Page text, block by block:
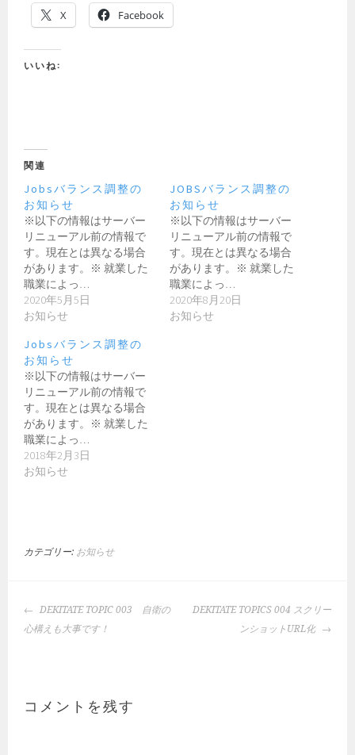
X Facebook
いいね:
関連
Jobsバランス調整の
お知らせ
※以下の情報はサーバー
リニューアル前の情報で
す。現在とは異なる場合
があります。※ 就業した
職業によっ…
2020年5月5日
お知らせ
JOBSバランス調整の
お知らせ
※以下の情報はサーバー
リニューアル前の情報で
す。現在とは異なる場合
があります。※ 就業した
職業によっ…
2020年8月20日
お知らせ
Jobsバランス調整の
お知らせ
※以下の情報はサーバー
リニューアル前の情報で
す。現在とは異なる場合
があります。※ 就業した
職業によっ…
2018年2月3日
お知らせ
カテゴリー: お知らせ
投
稿
ー
DEKITATE TOPIC 003 自衛の
心構えも大事です！
DEKITATE TOPICS 004 スクリー
ンショットURL化
コメントを残す